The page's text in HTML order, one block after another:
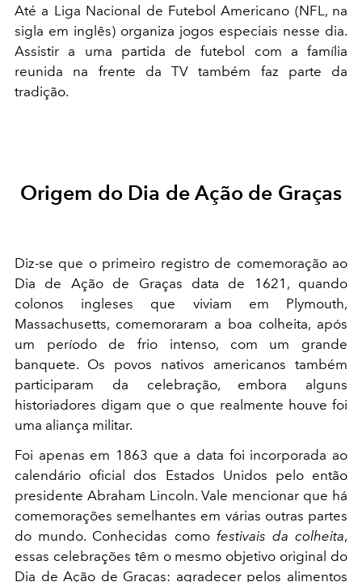
Até a Liga Nacional de Futebol Americano (NFL, na
sigla em inglês) organiza jogos especiais nesse dia.
Assistir a uma partida de futebol com a família
reunida na frente da TV também faz parte da
tradição.
Origem do Dia de Ação de Graças
Diz-se que o primeiro registro de comemoração ao
Dia de Ação de Graças data de 1621, quando
colonos ingleses que viviam em Plymouth,
Massachusetts, comemoraram a boa colheita, após
um período de frio intenso, com um grande
banquete. Os povos nativos americanos também
participaram da celebração, embora alguns
historiadores digam que o que realmente houve foi
uma aliança militar.
Foi apenas em 1863 que a data foi incorporada ao
calendário oficial dos Estados Unidos pelo então
presidente Abraham Lincoln. Vale mencionar que há
comemorações semelhantes em várias outras partes
do mundo. Conhecidas como festivais da colheita,
essas celebrações têm o mesmo objetivo original do
Dia de Ação de Graças: agradecer pelos alimentos